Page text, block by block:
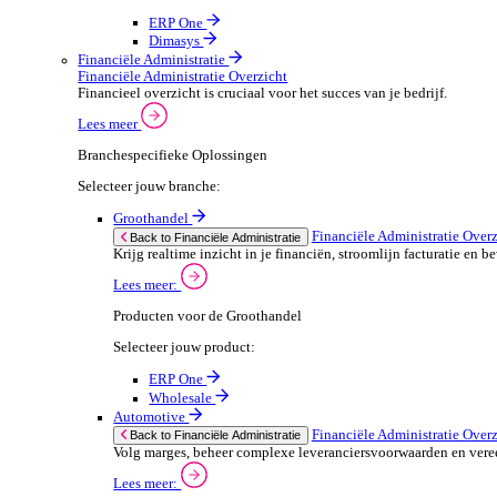
Consent
ERP Producten voor de Automotive
Selecteer jouw product:
ERP One
POS Oplossingen
POS Oplossingen Overzicht
Snelle, naadloze betaalervaring voor je klanten.
Lees meer
Branchespecifieke POS Oplossingen
Selecteer jouw branche:
Back to POS Oplossingen
Bedien je klanten snel en nauwkeuring met
POS Producten voor de Groothandel
Selecteer jouw product: